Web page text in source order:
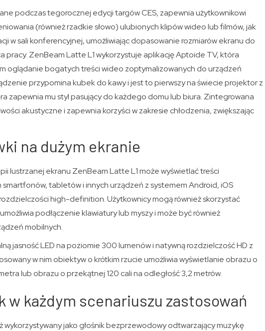
podczas tegorocznej edycji targów CES, zapewnia użytkownikowi
(również rzadkie słowo) ulubionych klipów wideo lub filmów, jak
w sali konferencyjnej, umożliwiając dopasowanie rozmiarów ekranu do
pracy. ZenBeam Latte L1 wykorzystuje aplikację Aptoide TV, która
oglądanie bogatych treści wideo zoptymalizowanych do urządzeń
przypomina kubek do kawy i jest to pierwszy na świecie projektor z
zapewnia mu styl pasujący do każdego domu lub biura. Zintegrowana
akustyczne i zapewnia korzyści w zakresie chłodzenia, zwiększając
na dużym ekranie
lustrzanej ekranu ZenBeam Latte L1 może wyświetlać treści
tabletów i innych urządzeń z systemem Android, iOS
high-definition. Użytkownicy mogą również skorzystać
podłączenie klawiatury lub myszy i może być również
mobilnych.
jasność LED na poziomie 300 lumenów i natywną rozdzielczość HD z
w nim obiektyw o krótkim rzucie umożliwia wyświetlanie obrazu o
lub obrazu o przekątnej 120 cali na odległość 3,2 metrów.
w każdym scenariuszu zastosowań
jako głośnik bezprzewodowy odtwarzający muzykę